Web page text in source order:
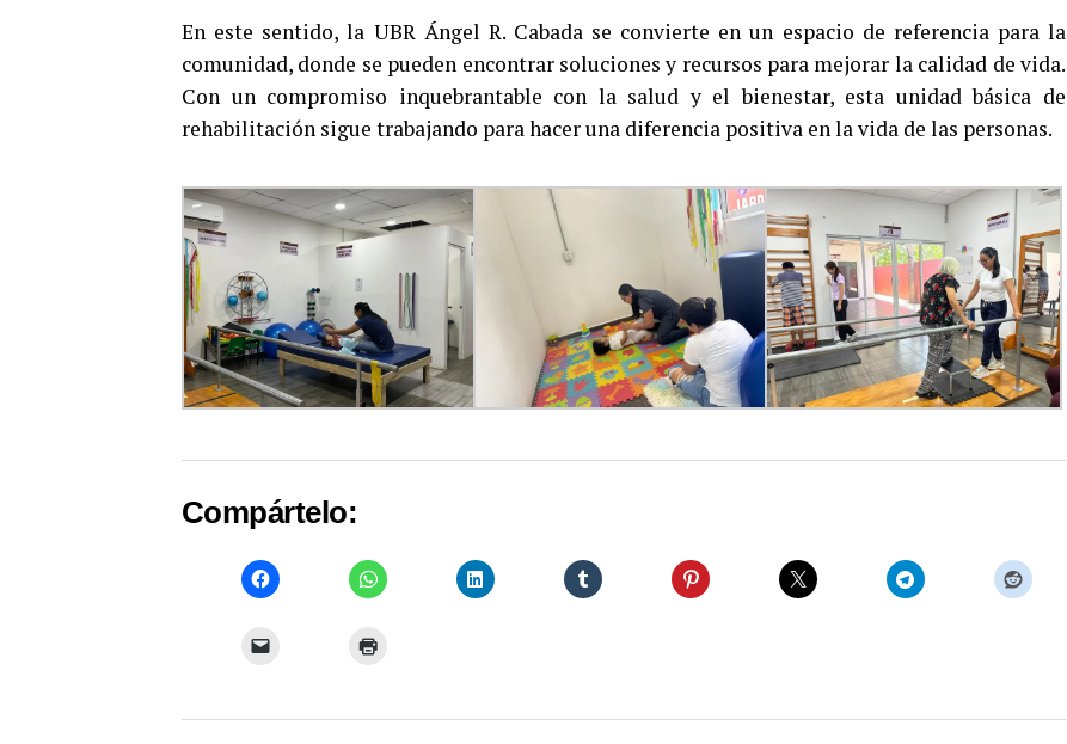
En este sentido, la UBR Ángel R. Cabada se convierte en un espacio de referencia para la
comunidad, donde se pueden encontrar soluciones y recursos para mejorar la calidad de vida.
Con un compromiso inquebrantable con la salud y el bienestar, esta unidad básica de
rehabilitación sigue trabajando para hacer una diferencia positiva en la vida de las personas.
Compártelo: